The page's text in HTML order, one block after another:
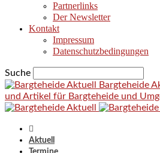
Partnerlinks
Der Newsletter
Kontakt
Impressum
Datenschutzbedingungen
Suche
Bargteheide
und Artikel für Bargteheide und
Aktuell